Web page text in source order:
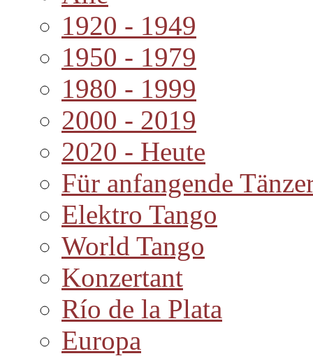
1920 - 1949
1950 - 1979
1980 - 1999
2000 - 2019
2020 - Heute
Für anfangende
Elektro Tango
World Tango
Konzertant
Río de la Plata
Europa